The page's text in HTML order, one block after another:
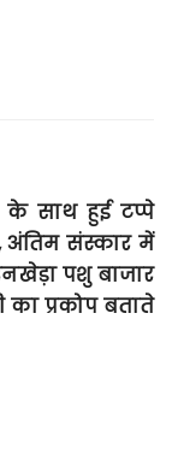
के साथ हुई टप्पे
अंतिम संस्कार में
पशु बाजार
का प्रकोप बताते